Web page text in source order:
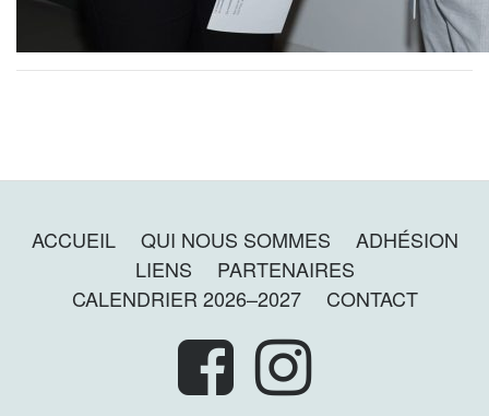
ACCUEIL QUI NOUS SOMMES
ADHÉSION
LIENS
PARTENAIRES
CALENDRIER 2026–2027
CONTACT